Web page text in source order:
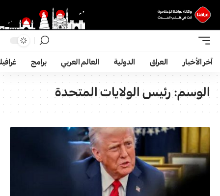
آخر الأخبار العراق الدولية العالم العربي برامج
الوسم:رئیس الولایات المتحدة